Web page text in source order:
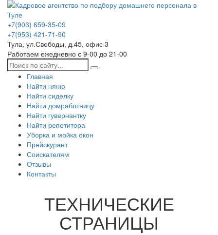
+7(903) 659-35-09
+7(953) 421-71-90
Тула, ул.Свободы, д.45, офис 3
Работаем ежедневно с 9-00 до 21-00
Главная
Найти няню
Найти сиделку
Найти домработницу
Найти гувернантку
Найти репетитора
Уборка и мойка окон
Прейскурант
Соискателям
Отзывы
Контакты
ТЕХНИЧЕСКИЕ
СТРАНИЦЫ